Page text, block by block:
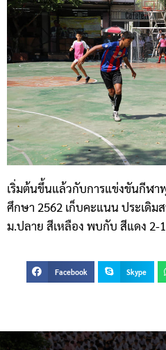
เริ่มต้นขึ้นแล้วกับการแข่งขันกีฬา
ศึกษา 2562 เก็บคะแนน ประเดิม
ม.ปลาย สีเหลือง พบกับ สีแดง 2-
Facebook Skype